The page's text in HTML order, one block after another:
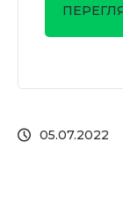
05.07.2022